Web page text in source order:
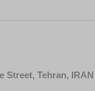
Street, Tehran, IRAN